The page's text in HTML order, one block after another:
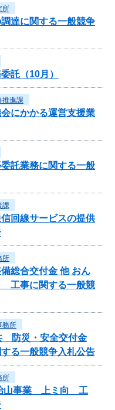
所
達に関する一般競争
託（10月）
推進課
にかかる運営支援業
託業務に関する一般
課
回線サービスの提供
所
総合交付金 他 おん
工事に関する一般競
務所
防災・安全交付金
る一般競争入札公告
所
山事業 上ミ向 工